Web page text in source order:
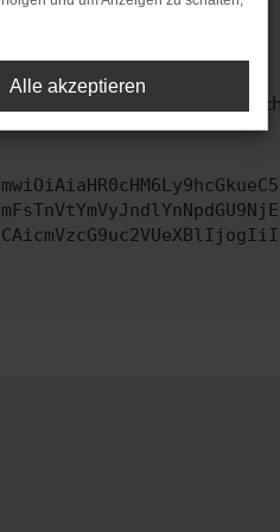
unterstützt werden.
Du kannst uns diesen Text
Alle akzeptieren